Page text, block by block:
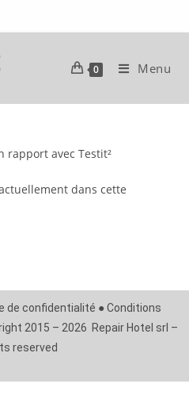
0 Menu
rapport avec Testit²
dans cette
de confidentialité ● Conditions
2015 – 2026 Repair Hotel srl –
reserved